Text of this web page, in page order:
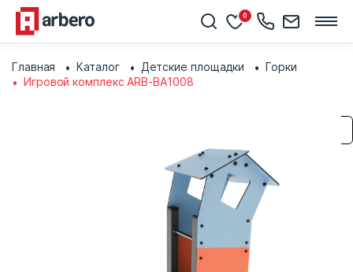
0
Главная Каталог Детские площадки
Горки
Игровой комплекс ARB-BA1008